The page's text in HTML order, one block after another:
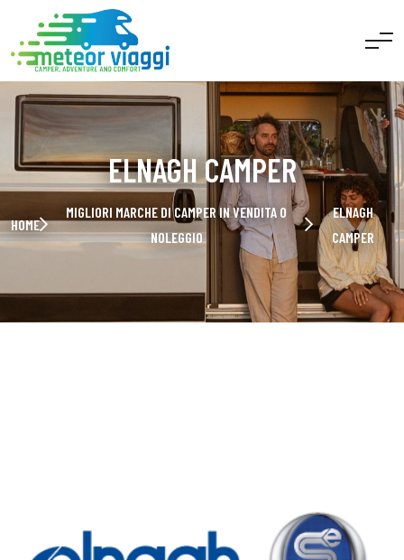
ELNAGH CAMPER
HOME
MIGLIORI MARCHE DI CAMPER IN VENDITA O
NOLEGGIO
ELNAGH
CAMPER